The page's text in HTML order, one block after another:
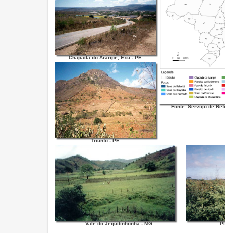
Chapada do Araripe, Exu - PE
Fonte: Serviço de
Triunfo - PE
Vale do Jequitinhonha - MG